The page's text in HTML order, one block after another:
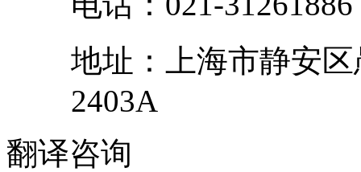
地址：
上海市静安区
2403A
翻译咨询